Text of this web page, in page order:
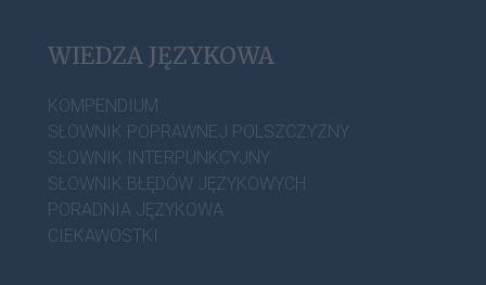
WIEDZA JĘZYKOWA
KOMPENDIUM
SŁOWNIK POPRAWNEJ POLSZCZYZNY
SŁOWNIK INTERPUNKCYJNY
SŁOWNIK BŁĘDÓW JĘZYKOWYCH
PORADNIA JĘZYKOWA
CIEKAWOSTKI